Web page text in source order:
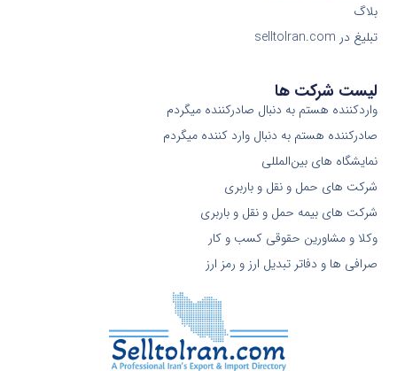
بلاگ
تبلیغ در selltoIran.com
لیست شرکت ها
واردکننده هستم به دنبال صادرکننده میگردم
صادرکننده هستم به دنبال وارد کننده میگردم
نمایشگاه های بین‌المللی
شرکت های حمل و نقل و باربری
شرکت های بیمه حمل و نقل و باربری
وکلا و مشاورین حقوقی کسب و کار
صرافی ها و دفاتر تبدیل ارز و رمز ارز